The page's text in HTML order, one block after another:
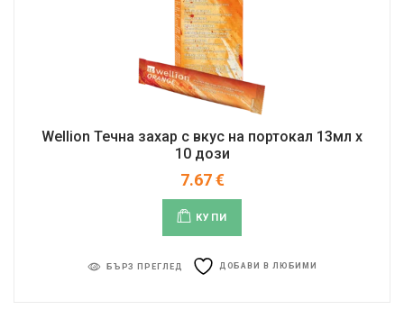
Wellion Течна захар с вкус на портокал 13мл x
10 дози
7.67€
КУПИ
БЪРЗ ПРЕГЛЕД ДОБАВИ В ЛЮБИМИ